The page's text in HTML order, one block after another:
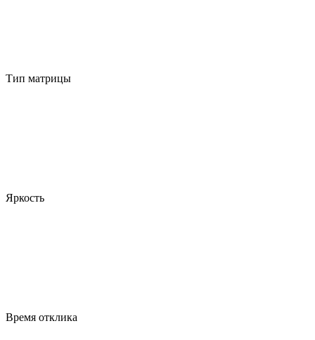
Тип матрицы
Яркость
Время отклика